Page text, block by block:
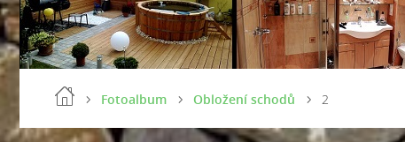
Fotoalbum Obložení schodů 2